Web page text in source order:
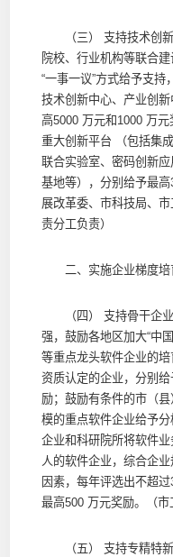
（三） 支持技术创新
院校、行业机构等联合
“一事一议”方式给予支
技术创新中心、产业创
高5000 万元和1000 万
重大创新平台 （包括集
联合实验室、密码创新
基地等），分别给予最
展改革委、市科技局、
责分工负责）
二、实施企业梯度培
（四） 支持骨干企业
强，鼓励各地区加大“中
等重点龙头软件企业的
资质认定的企业，分别
励；鼓励有条件的市（
模的重点软件企业给予
企业和科研院所将软件
人的软件企业，综合企
因素，每年评选出不超
最高500 万元奖励。（市
（五） 支持专精特新